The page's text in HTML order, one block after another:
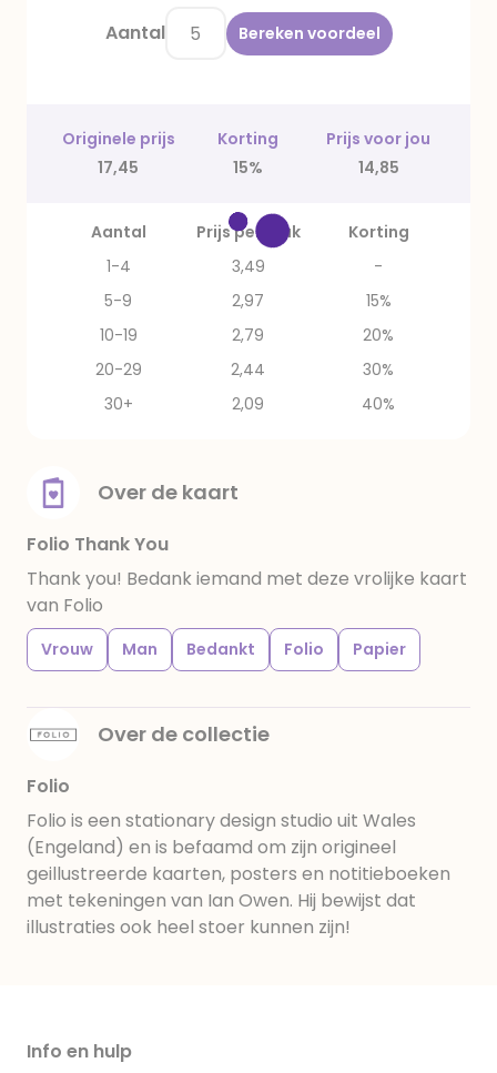
Aantal Bereken voordeel
Originele prijs Korting
Prijs voor jou
17,45
15% 14,85
Aantal Prijs per stuk
Korting
1-4
3,49
-
5-9
2,97
15%
10-19
2,79
20%
20-29
2,44
30%
30+
2,09 40%
Over de kaart
Folio Thank You
Thank you! Bedank iemand met deze vrolijke kaart
van Folio
Vrouw Man Bedankt Folio Papier
Over de collectie
Folio
Folio is een stationary design studio uit Wales
(Engeland) en is befaamd om zijn origineel
geillustreerde kaarten, posters en notitieboeken
met tekeningen van Ian Owen. Hij bewijst dat
illustraties ook heel stoer kunnen zijn!
Info en hulp